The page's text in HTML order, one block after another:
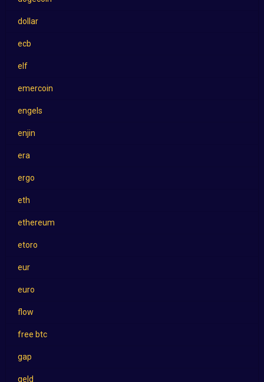
dollar
ecb
elf
emercoin
engels
enjin
era
ergo
eth
ethereum
etoro
eur
euro
flow
free btc
gap
geld